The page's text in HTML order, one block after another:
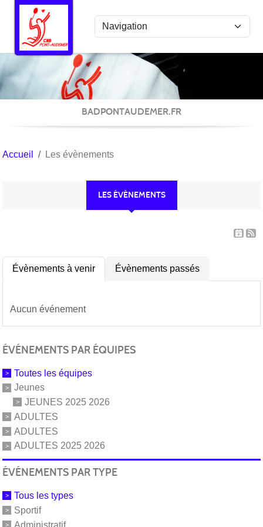
BADPONTAUDEMER.FR
Accueil Les évènements
LES ÉVÈNEMENTS
Évènements à venir Évènements passés
Aucun événement
ÉVÉNEMENTS PAR ÉQUIPES
Toutes les équipes
Jeunes
JEUNES 2025 2026
ADULTES
ADULTES
ADULTES 2025 2026
ÉVÉNEMENTS PAR TYPE
Tous les types
Sportif
Administratif
Panneau de gestion des cookies